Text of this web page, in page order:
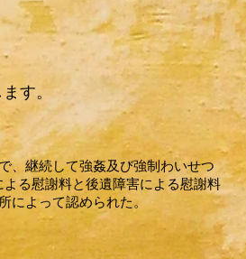
す。
、継続して強姦及び強制わいせつ
る慰謝料と後遺障害による慰謝料
よって認められた。